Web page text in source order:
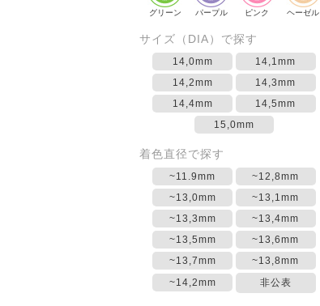
グリーン パープル ピンク ヘーゼル
サイズ（DIA）で探す
14,0mm
14,1mm
14,2mm
14,3mm
14,4mm
14,5mm
15,0mm
着色直径で探す
~11.9mm
~12,8mm
~13,0mm
~13,1mm
~13,3mm
~13,4mm
~13,5mm
~13,6mm
~13,7mm
~13,8mm
~14,2mm
非公表